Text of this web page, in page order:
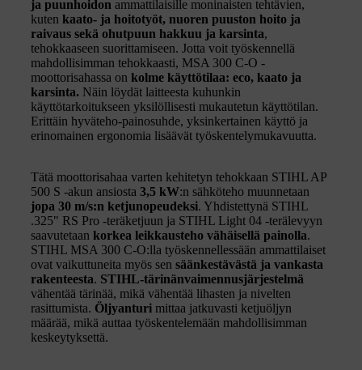
ja puunhoidon ammattilaisille moninaisten tehtävien,
kuten kaato- ja hoitotyöt, nuoren puuston hoito ja
raivaus sekä ohutpuun hakkuu ja karsinta,
tehokkaaseen suorittamiseen. Jotta voit työskennellä
mahdollisimman tehokkaasti, MSA 300 C-O -
moottorisahassa on kolme käyttötilaa: eco, kaato ja
karsinta. Näin löydät laitteesta kuhunkin
käyttötarkoitukseen yksilöllisesti mukautetun käyttötilan.
Erittäin hyväteho-painosuhde, yksinkertainen käyttö ja
erinomainen ergonomia lisäävät työskentelymukavuutta.
Tätä moottorisahaa varten kehitetyn tehokkaan STIHL AP
500 S -akun ansiosta 3,5 kW:n sähköteho muunnetaan
jopa 30 m/s:n ketjunopeudeksi. Yhdistettynä STIHL
.325" RS Pro -teräketjuun ja STIHL Light 04 -terälevyyn
saavutetaan korkea leikkausteho vähäisellä painolla.
STIHL MSA 300 C-O:lla työskennellessään ammattilaiset
ovat vaikuttuneita myös sen säänkestävästä ja vankasta
rakenteesta. STIHL-tärinänvaimennusjärjestelmä
vähentää tärinää, mikä vähentää lihasten ja nivelten
rasittumista. Öljyanturi mittaa jatkuvasti ketjuöljyn
määrää, mikä auttaa työskentelemään mahdollisimman
keskeytyksettä.